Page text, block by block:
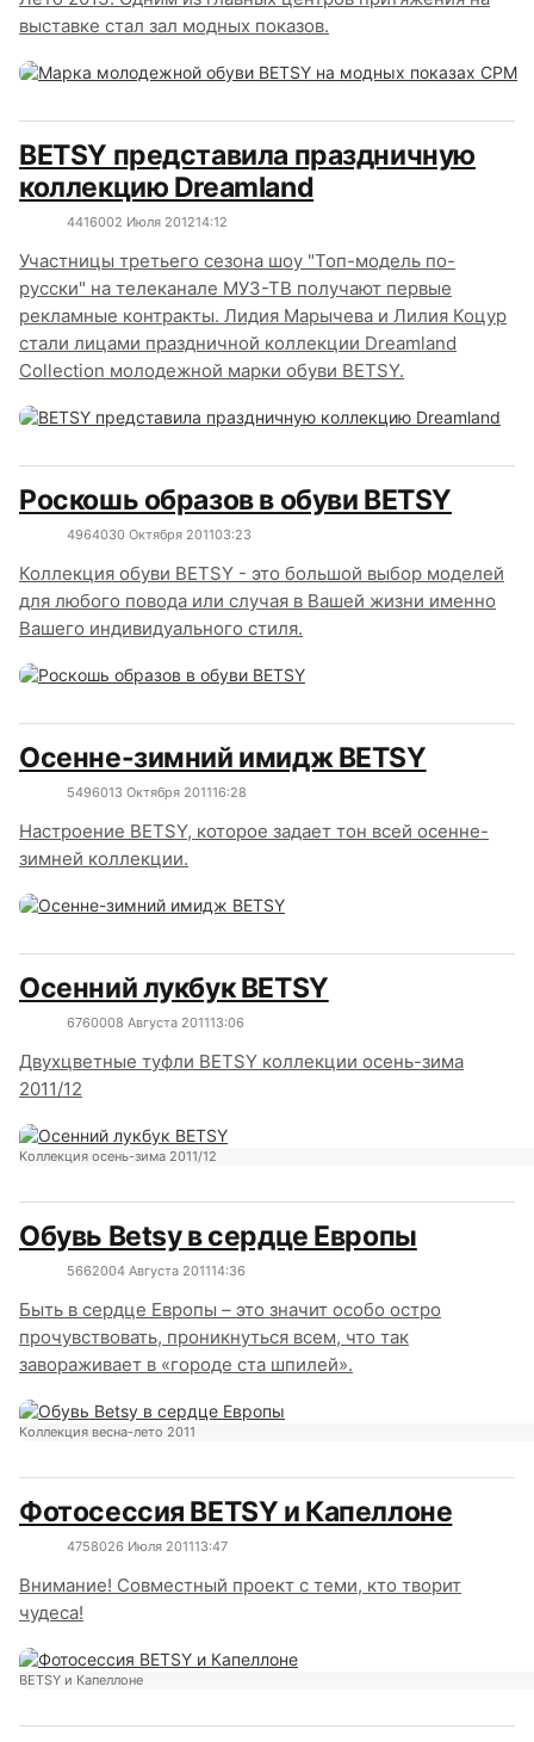
выставке стал зал модных показов.
BETSY представила праздничную
коллекцию Dreamland
4416002 Июля 201214:12
Участницы третьего сезона шоу "Топ-модель по-
русски" на телеканале МУЗ-ТВ получают первые
рекламные контракты. Лидия Марычева и Лилия Коцур
стали лицами праздничной коллекции Dreamland
Collection молодежной марки обуви BETSY.
Роскошь образов в обуви BETSY
4964030 Октября 201103:23
Коллекция обуви BETSY - это большой выбор моделей
для любого повода или случая в Вашей жизни именно
Вашего индивидуального стиля.
Осенне-зимний имидж BETSY
5496013 Октября 201116:28
Настроение BETSY, которое задает тон всей осенне-
зимней коллекции.
Осенний лукбук BETSY
6760008 Августа 201113:06
Двухцветные туфли BETSY коллекции осень-зима
2011/12
Коллекция осень-зима 2011/12
Обувь Betsy в сердце Европы
5662004 Августа 201114:36
Быть в сердце Европы – это значит особо остро
прочувствовать, проникнуться всем, что так
завораживает в «городе ста шпилей».
Коллекция весна-лето 2011
Фотосессия BETSY и Капеллоне
4758026 Июля 201113:47
Внимание! Совместный проект с теми, кто творит
чудеса!
BETSY и Капеллоне